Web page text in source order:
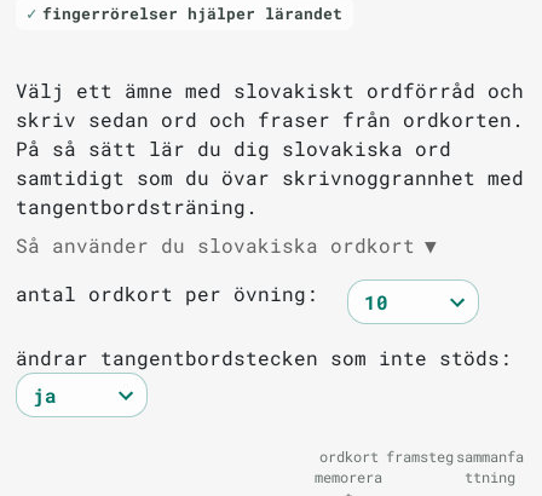
fingerrörelser hjälper lärandet
Välj ett ämne med slovakiskt ordförråd och
skriv sedan ord och fraser från ordkorten.
På så sätt lär du dig slovakiska ord
samtidigt som du övar skrivnoggrannhet med
tangentbordsträning.
Så använder du slovakiska ordkort ▼
antal ordkort per övning:
ändrar tangentbordstecken som inte stöds:
ordkort
memorera
framsteg sammanfa
ttning